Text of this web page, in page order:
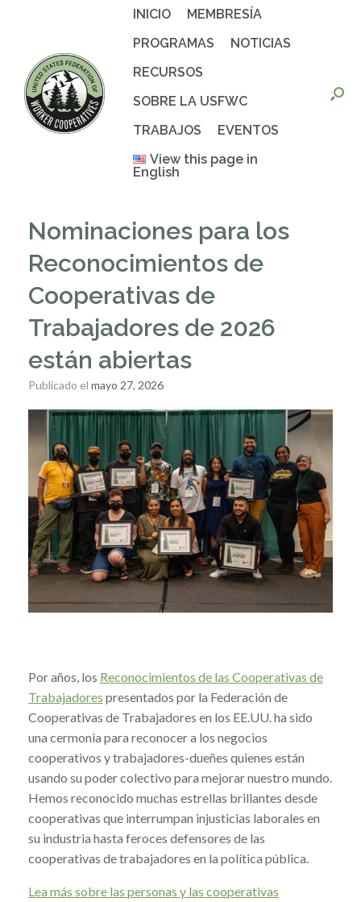
INICIO
MEMBRESÍA
PROGRAMAS
NOTICIAS
RECURSOS
SOBRE LA USFWC
TRABAJOS
EVENTOS
View this page in
English
Nominaciones para los
Reconocimientos de
Cooperativas de
Trabajadores de 2026
están abiertas
Publicado el mayo 27, 2026
Por años, los Reconocimientos de las Cooperativas de
Trabajadores presentados por la Federación de
Cooperativas de Trabajadores en los EE.UU. ha sido
una cermonia para reconocer a los negocios
cooperativos y trabajadores-dueñes quienes están
usando su poder colectivo para mejorar nuestro mundo.
Hemos reconocido muchas estrellas brillantes desde
cooperativas que interrumpan injusticias laborales en
su industria hasta feroces defensores de las
cooperativas de trabajadores en la política pública.
Lea más sobre las personas y las cooperativas